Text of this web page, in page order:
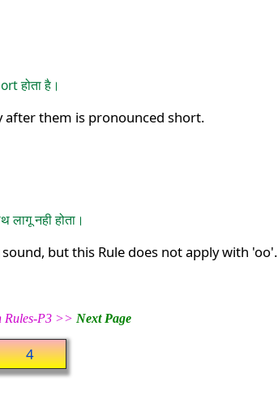
होता है।
after them is pronounced short.
नही होता।
but this Rule does not apply with 'oo'.
Rules-P3 >> Next Page
4